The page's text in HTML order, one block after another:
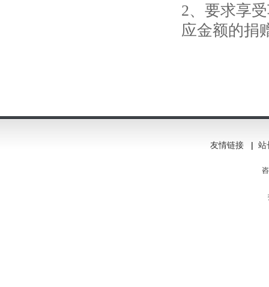
2、要求享
应金额的捐
友情链接 |